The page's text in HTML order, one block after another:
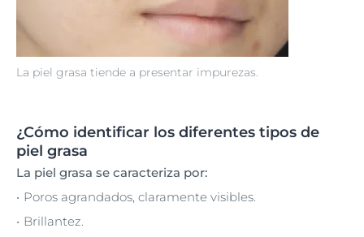
La piel grasa tiende a presentar impurezas.
¿Cómo identificar los diferentes tipos de
piel grasa
La piel grasa se caracteriza por:
Poros agrandados, claramente visibles.
Brillantez.